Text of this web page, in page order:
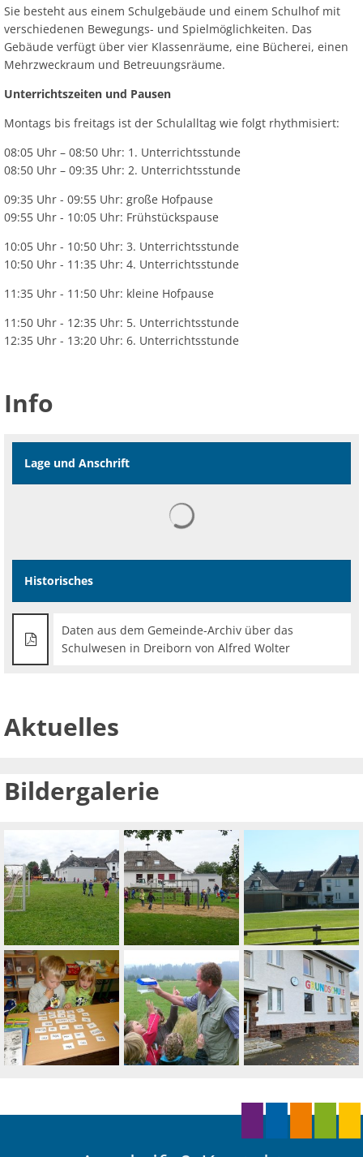
Sie besteht aus einem Schulgebäude und einem Schulhof mit
verschiedenen Bewegungs- und Spielmöglichkeiten. Das
Gebäude verfügt über vier Klassenräume, eine Bücherei, einen
Mehrzweckraum und Betreuungsräume.
Unterrichtszeiten und Pausen
Montags bis freitags ist der Schulalltag wie folgt rhythmisiert:
08:05 Uhr – 08:50 Uhr: 1. Unterrichtsstunde
08:50 Uhr – 09:35 Uhr: 2. Unterrichtsstunde
09:35 Uhr - 09:55 Uhr: große Hofpause
09:55 Uhr - 10:05 Uhr: Frühstückspause
10:05 Uhr - 10:50 Uhr: 3. Unterrichtsstunde
10:50 Uhr - 11:35 Uhr: 4. Unterrichtsstunde
11:35 Uhr - 11:50 Uhr: kleine Hofpause
11:50 Uhr - 12:35 Uhr: 5. Unterrichtsstunde
12:35 Uhr - 13:20 Uhr: 6. Unterrichtsstunde
Info
Lage und Anschrift
Historisches
Daten aus dem Gemeinde-Archiv über das
Schulwesen in Dreiborn von Alfred Wolter
Aktuelles
Bildergalerie